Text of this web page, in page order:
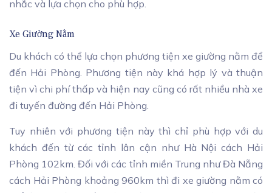
nhắc và lựa chọn cho phù hợp.
Xe Giường Nằm
Du khách có thể lựa chọn phương tiện xe giường nằm để
đến Hải Phòng. Phương tiện này khá hợp lý và thuận
tiện vì chi phí thấp và hiện nay cũng có rất nhiều nhà xe
đi tuyến đường đến Hải Phòng.
Tuy nhiên với phương tiện này thì chỉ phù hợp với du
khách đến từ các tỉnh lân cận như Hà Nội cách Hải
Phòng 102km. Đối với các tỉnh miền Trung như Đà Nẵng
cách Hải Phòng khoảng 960km thì đi xe giường nằm có